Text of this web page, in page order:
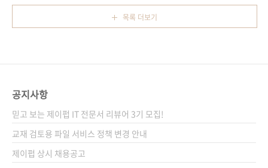
줄 것이다. 도서 구매 사이트(가나다순) [교보문
고] [도서11번가] [알라딘] [예스이십사] [쿠팡]
는 TryHackMe(트라이핵미) 웹 서비스를 이용
해서 7일 코스에 따라 사이버 공격을 체험할 수
도구 지식, 그리고 사이버 보안의 근간을 이루는
사고방식까지 보안의 ‘진짜 핵심’을 배울 수 있
다. 도서 구매 사이트(가나다순) [교보문고] [도
서11번가] [알라딘] [예스이십사] ..
목록 더보기
공지사항
믿고 보는 제이펍 IT 전문서 리뷰어 3기 모집!
교재 검토용 파일 서비스 정책 변경 안내
제이펍 상시 채용공고